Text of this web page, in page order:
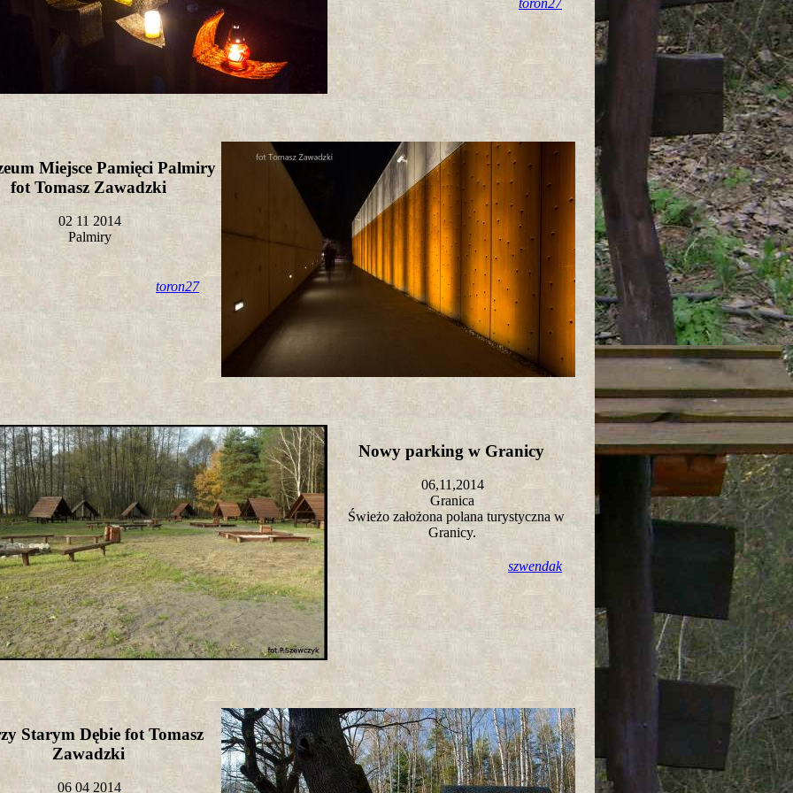
toron27
Miejsce Pamięci Palmiry
fot Tomasz Zawadzki
02 11 2014
Palmiry
toron27
Nowy parking w Granicy
06,11,2014
Granica
Świeżo założona polana turystyczna w
Granicy.
szwendak
Starym Dębie fot Tomasz
Zawadzki
06 04 2014